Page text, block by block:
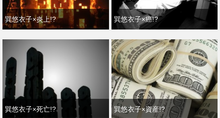
巽悠衣子×炎上!? 巽悠衣子×癌!?
巽悠衣子×死亡!? 巽悠衣子×資産!?